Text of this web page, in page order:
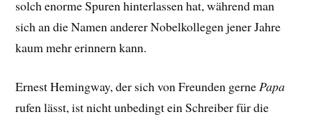
solch enorme Spuren hinterlassen hat, während man
sich an die Namen anderer Nobelkollegen jener Jahre
kaum mehr erinnern kann.
Ernest Hemingway, der sich von Freunden gernePapa
rufen lässt, ist nicht unbedingt ein Schreiber für die